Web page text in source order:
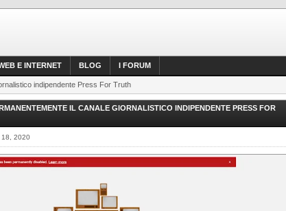
E INTERNET BLOG I FORUM
indipendente Press For Truth
IL CANALE GIORNALISTICO INDIPENDENTE PRESS FOR
2020